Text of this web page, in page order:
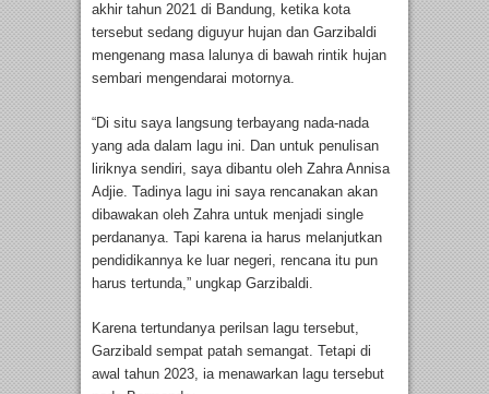
akhir tahun 2021 di Bandung, ketika kota
tersebut sedang diguyur hujan dan Garzibaldi
mengenang masa lalunya di bawah rintik hujan
sembari mengendarai motornya.
“Di situ saya langsung terbayang nada-nada
yang ada dalam lagu ini. Dan untuk penulisan
liriknya sendiri, saya dibantu oleh Zahra Annisa
Adjie. Tadinya lagu ini saya rencanakan akan
dibawakan oleh Zahra untuk menjadi single
perdananya. Tapi karena ia harus melanjutkan
pendidikannya ke luar negeri, rencana itu pun
harus tertunda,” ungkap Garzibaldi.
Karena tertundanya perilsan lagu tersebut,
Garzibald sempat patah semangat. Tetapi di
awal tahun 2023, ia menawarkan lagu tersebut